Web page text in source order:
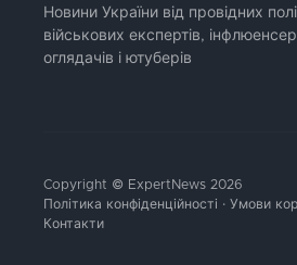
Новини України від провідних
військових експертів,
оглядачів і ютуберів
Copyright © ExpertNews 2026
Політика конфіденційності · Умови
Контакти